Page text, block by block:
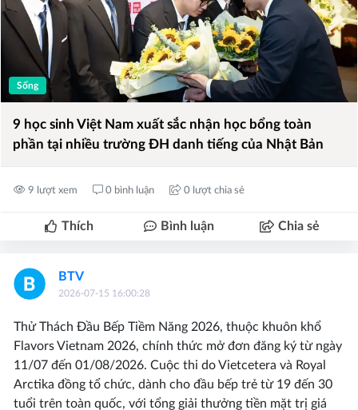
Sống
9 học sinh Việt Nam xuất sắc nhận học bổng toàn
phần tại nhiều trường ĐH danh tiếng của Nhật Bản
9 lượt xem 0 bình luận 0 lượt chia sẻ
Thích Bình luận Chia sẻ
BTV
2026-07-15 16:00:28
Thử Thách Đầu Bếp Tiềm Năng 2026, thuộc khuôn khổ
Flavors Vietnam 2026, chính thức mở đơn đăng ký từ ngày
11/07 đến 01/08/2026. Cuộc thi do Vietcetera và Royal
Arctika đồng tổ chức, dành cho đầu bếp trẻ từ 19 đến 30
tuổi trên toàn quốc, với tổng giải thưởng tiền mặt trị giá